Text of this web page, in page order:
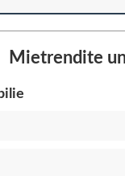
Mietrendite